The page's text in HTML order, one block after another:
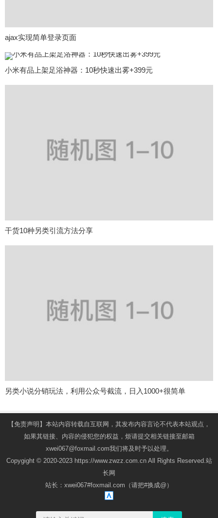
ajax实现简单登录页面
小米有品上架足浴神器：10秒快速出雾+399元
干货10种另类引流方法分享
另类小说分销玩法，利用公众号截流，日入1000+很简单
【免责声明】本站内容转载自互联网，其发布内容言论不代表本站观点，
如果其链接、内容的侵犯您的权益，烦请提交相关链接至邮箱
xwei067@foxmail.com我们将及时予以处理。
Copygight © 2020-2023 https://www.zwzz.com.cn All Rights Reserved.站
长网
站长：xwei067#foxmail.com（请把#换成@）